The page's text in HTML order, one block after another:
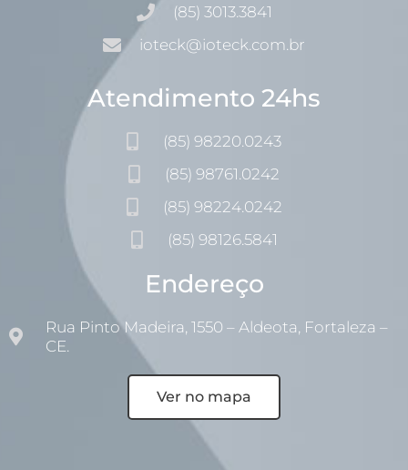
(85) 3013.3841
ioteck@ioteck.com.br
Atendimento 24hs
(85) 98220.0243
(85) 98761.0242
(85) 98224.0242
(85) 98126.5841
Endereço
Rua Pinto Madeira, 1550 – Aldeota, Fortaleza –
CE.
Ver no mapa